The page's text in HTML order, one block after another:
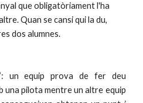
que obligatòriament l'ha
Quan se cansi qui la du,
dos alumnes.
un equip prova de fer deu
una pilota mentre un altre equip